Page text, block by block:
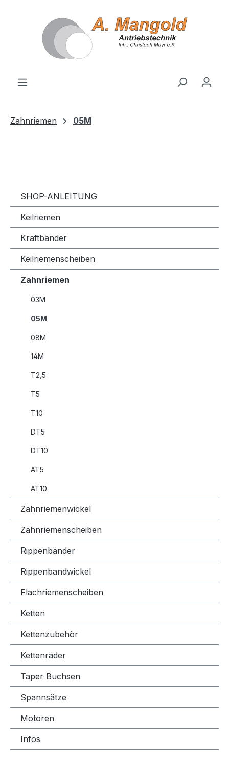
Zahnriemen 05M
SHOP-ANLEITUNG
Keilriemen
Kraftbänder
Keilriemenscheiben
Zahnriemen
03M
05M
08M
14M
T2,5
T5
T10
DT5
DT10
AT5
AT10
Zahnriemenwickel
Zahnriemenscheiben
Rippenbänder
Rippenbandwickel
Flachriemenscheiben
Ketten
Kettenzubehör
Kettenräder
Taper Buchsen
Spannsätze
Motoren
Infos